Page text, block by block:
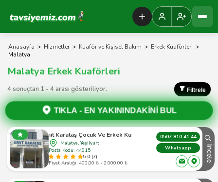
Tavsiyemiz Anasayfa
Anasayfa > Hizmetler > Kuaför ve Kişisel Bakım > Erkek Kuaförleri >
Malatya
Malatya Erkek Kuaförleri
4 sonuçtan 1 - 4 arası gösteriliyor. Filtrele
TIKLA - EN YAKININDAKİNİ BUL
Ümit Karataş Çocuk Ve Erkek Kuaförü
Malatya, Yeşilyurt
Posta Kodu: 44915
5.0 (7)
Fiyat Aralığı: 400,00 ₺ - 2.000,00 ₺
0507 810 41 44
Whatsapp
İncele